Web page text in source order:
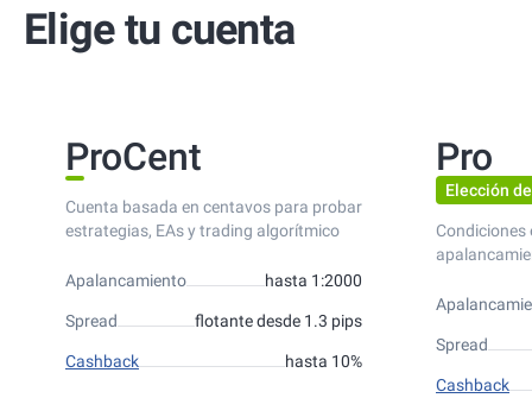
Elige tu cuenta
ProCent
Cuenta basada en centavos para probar
estrategias, EAs y trading algorítmico
Apalancamiento hasta 1:2000
Spread flotante desde 1.3 pips
Cashback hasta 10%
Pro
Elección
Condiciones
Spread
Cashback